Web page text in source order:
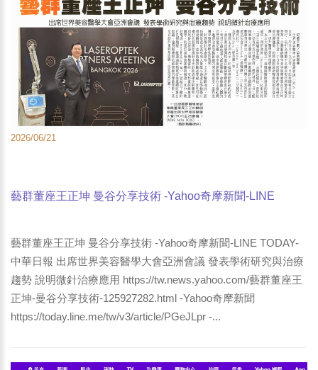
2026/06/21
藝群董座王正坤 曼谷分享技術 -Yahoo奇摩新聞-LINE
藝群董座王正坤 曼谷分享技術 -Yahoo奇摩新聞-LINE TODAY-
中華日報 出席世界美容醫學大會亞洲會議 發表學術研究與治療
趨勢 說明微針治療應用 https://tw.news.yahoo.com/藝群董座王
正坤-曼谷分享技術-125927282.html -Yahoo奇摩新聞
https://today.line.me/tw/v3/article/PGeJLpr -...